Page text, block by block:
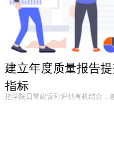
把学院日常建设和评估有机结合，
建立年度质量报告
指标